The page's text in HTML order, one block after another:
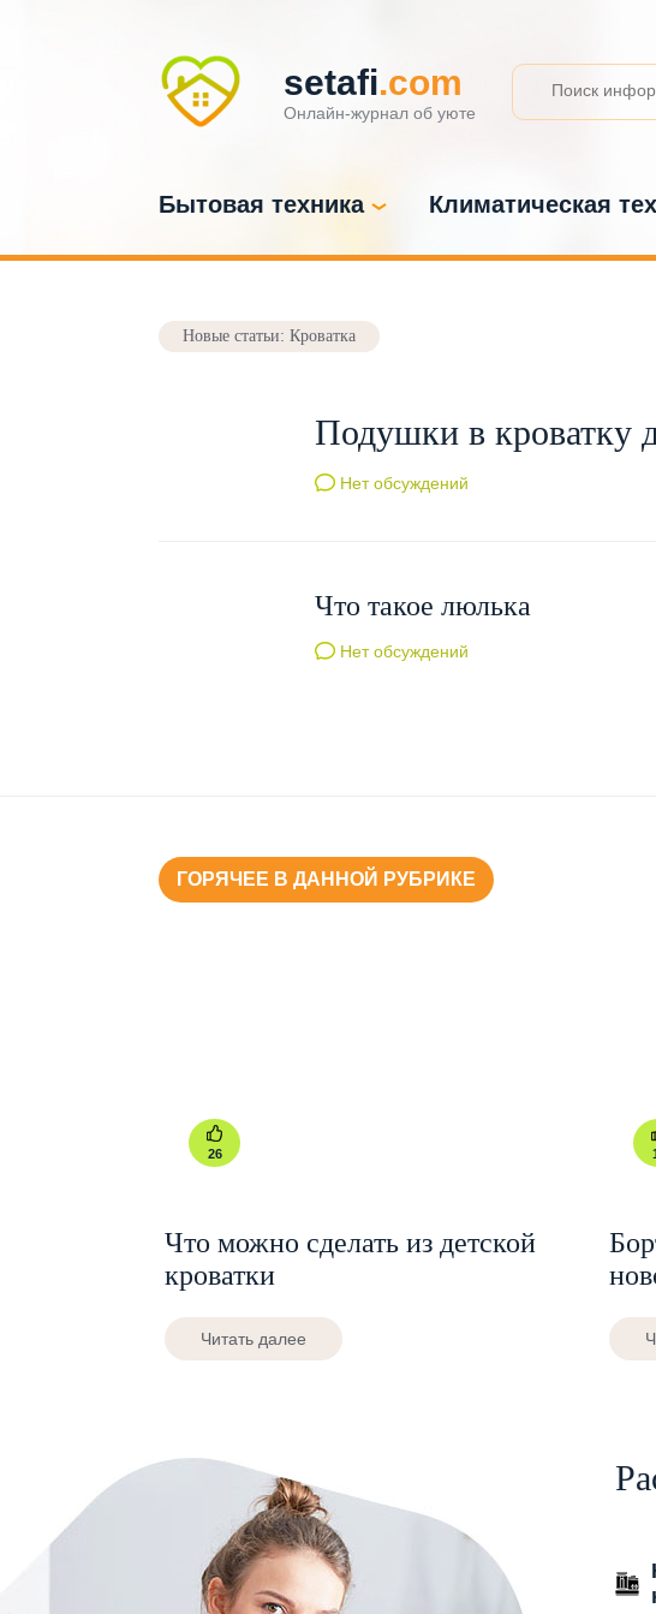
setafi.com
Онлайн-журнал об уюте
Бытовая техника Климатическая
Новые статьи: Кроватка
Подушки в кроватку
Нет обсуждений
Что такое люлька
Нет обсуждений
ГОРЯЧЕЕ В ДАННОЙ РУБРИКЕ
26
Что можно сделать из детской
кроватки
Читать далее